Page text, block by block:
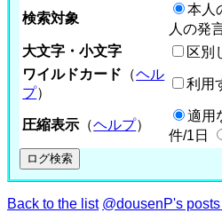
検索対象
本人
人の発
大文字・小文字
区別
ワイルドカード （ヘル
プ）
利用
圧縮表示 （ヘルプ）
適用
件/1日
Back to the list @dousenP's